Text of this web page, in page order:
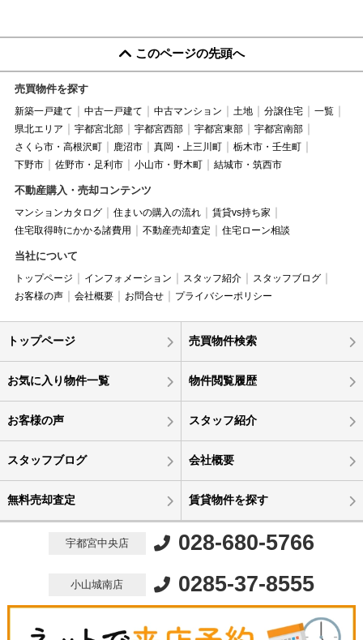
このページの先頭へ
売買物件を探す
新築一戸建て 中古一戸建て 中古マンション 土地 分譲住宅
一覧
県北エリア
宇都宮北部 宇都宮西部 宇都宮東部
宇都宮南部
さくら市・高根沢町
鹿沼市 真岡・上三川町
栃木市・壬生町
下野市
佐野市・足利市 小山市・野木町 結城市・筑西市
不動産購入・売却コンテンツ
マンションカタログ 住まいの購入の流れ
賃貸vs持ち家
住宅取得時にかかる諸費用
不動産売却査定 住宅ローン相談
当社について
トップページ インフォメーション スタッフ紹介
スタッフブログ
お客様の声
会社概要 お問合せ プライバシーポリシー
トップページ 売買物件検索
お気に入り物件一覧 物件閲覧履歴
お客様の声 スタッフ紹介
スタッフブログ 会社概要
無料売却査定 賃貸物件を探す
宇都宮中央店 028-680-5766
小山城南店 0285-37-8555